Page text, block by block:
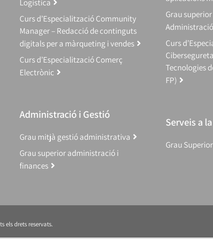
Logística
Curs d’Especialització Community
Manager – Redacció de continguts
digitals per a màrqueting i vendes
Curs d’Especialització Comerç
Electrònic
Administració i Gestió
Grau mitjà gestió administrativa
Grau superior administració i
finances
Grau
Curs
Tecnologies
FP)
Serveis a
Grau
els drets reservats.